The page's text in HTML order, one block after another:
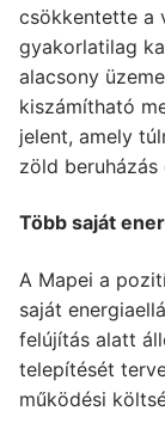
csökkentette a
gyakorlatilag
alacsony
kiszámítható
jelent, amely
zöld
Több saját
A Mapei a
saját
felújítás alatt
telepítését
működési